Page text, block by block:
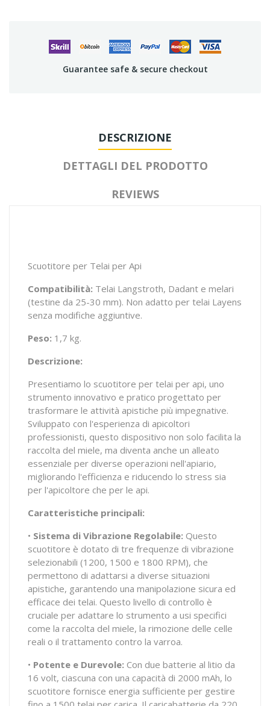
Guarantee safe & secure checkout
DESCRIZIONE
DETTAGLI DEL PRODOTTO
REVIEWS
Scuotitore per Telai per Api
Compatibilità: Telai Langstroth, Dadant e melari
(testine da 25-30 mm). Non adatto per telai Layens
senza modifiche aggiuntive.
Peso: 1,7 kg.
Descrizione:
Presentiamo lo scuotitore per telai per api, uno
strumento innovativo e pratico progettato per
trasformare le attività apistiche più impegnative.
Sviluppato con l'esperienza di apicoltori
professionisti, questo dispositivo non solo facilita la
raccolta del miele, ma diventa anche un alleato
essenziale per diverse operazioni nell'apiario,
migliorando l'efficienza e riducendo lo stress sia
per l'apicoltore che per le api.
Caratteristiche principali:
• Sistema di Vibrazione Regolabile: Questo
scuotitore è dotato di tre frequenze di vibrazione
selezionabili (1200, 1500 e 1800 RPM), che
permettono di adattarsi a diverse situazioni
apistiche, garantendo una manipolazione sicura ed
efficace dei telai. Questo livello di controllo è
cruciale per adattare lo strumento a usi specifici
come la raccolta del miele, la rimozione delle celle
reali o il trattamento contro la varroa.
• Potente e Durevole: Con due batterie al litio da
16 volt, ciascuna con una capacità di 2000 mAh, lo
scuotitore fornisce energia sufficiente per gestire